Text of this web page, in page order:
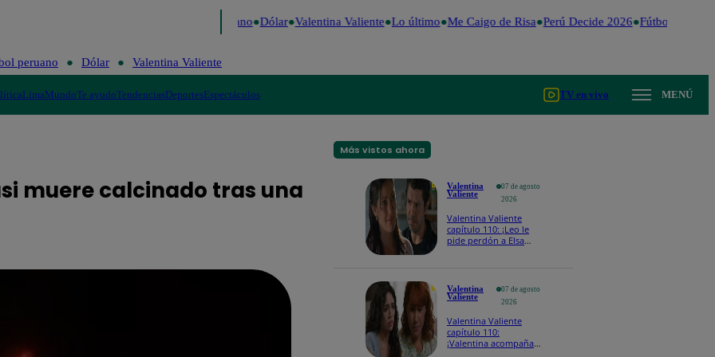
Fútbol peruano Dólar Valentina Valiente Lo último Me Caigo de Risa Perú Decide 2026 Fútbol peruano
peruano Dólar Valentina Valiente
LimaMundoTe ayudoTendenciasDeportesEspectáculos TV en vivo MENÚ
muere calcinado tras una
Más vistos ahora
Valentina
Valiente
07 de agosto
2026
Valentina Valiente
capítulo 110: ¡Leo le
pide perdón a Elsa
Valentina
Valiente
07 de agosto
2026
Valentina Valiente
capítulo 110:
¡Valentina acompaña a